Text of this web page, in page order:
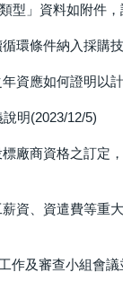
型」資料如附件
環條件納入採購
資應如何證明以
明(2023/12/5)
廠商資格之訂定
資、資遣費等重
及審查小組會